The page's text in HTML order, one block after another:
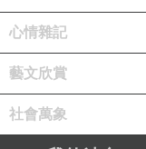
心情雜記
藝文欣賞
社會萬象